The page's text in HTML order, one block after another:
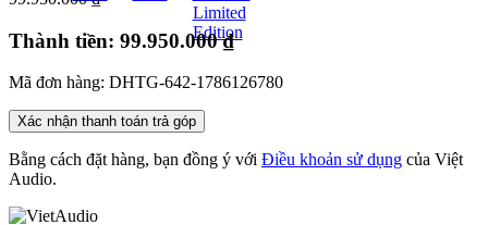
Thành tiền: 99.950.000 ₫
Mã đơn hàng: DHTG-642-1786126780
Xác nhận thanh toán trả góp
Bằng cách đặt hàng, bạn đồng ý với Điều khoản sử dụng của Việt
Audio.